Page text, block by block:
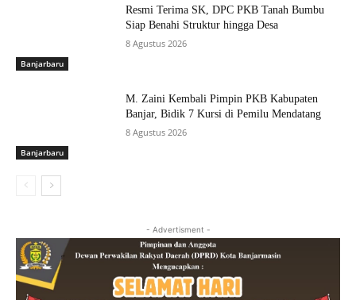
Banjarbaru
Resmi Terima SK, DPC PKB Tanah Bumbu
Siap Benahi Struktur hingga Desa
8 Agustus 2026
Banjarbaru
M. Zaini Kembali Pimpin PKB Kabupaten
Banjar, Bidik 7 Kursi di Pemilu Mendatang
8 Agustus 2026
- Advertisment -